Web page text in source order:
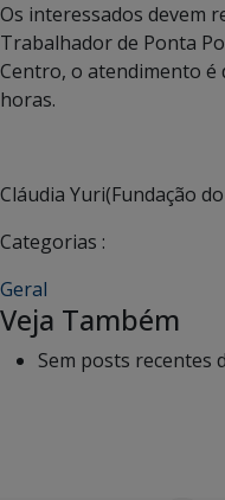
Os interessados devem
Trabalhador de Ponta
Centro, o atendimento é
horas.
Cláudia Yuri(Fundação
Categorias :
Geral
Veja Também
Sem posts recentes